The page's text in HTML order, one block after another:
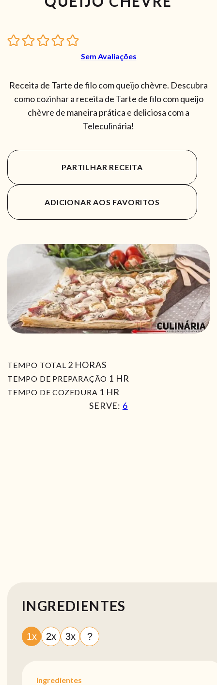
Sem Avaliações
Receita de Tarte de filo com queijo chèvre. Descubra
como cozinhar a receita de Tarte de filo com queijo
chèvre de maneira prática e deliciosa com a
Teleculinária!
PARTILHAR RECEITA
ADICIONAR AOS FAVORITOS
TEMPO TOTAL 2HORAS
HORAS
TEMPO DE PREPARAÇÃO 1 HORA
HR
TEMPO DE COZEDURA 1 HORA
HR
SERVE: 6
INGREDIENTES
1x 2x 3x ?
Ingredientes